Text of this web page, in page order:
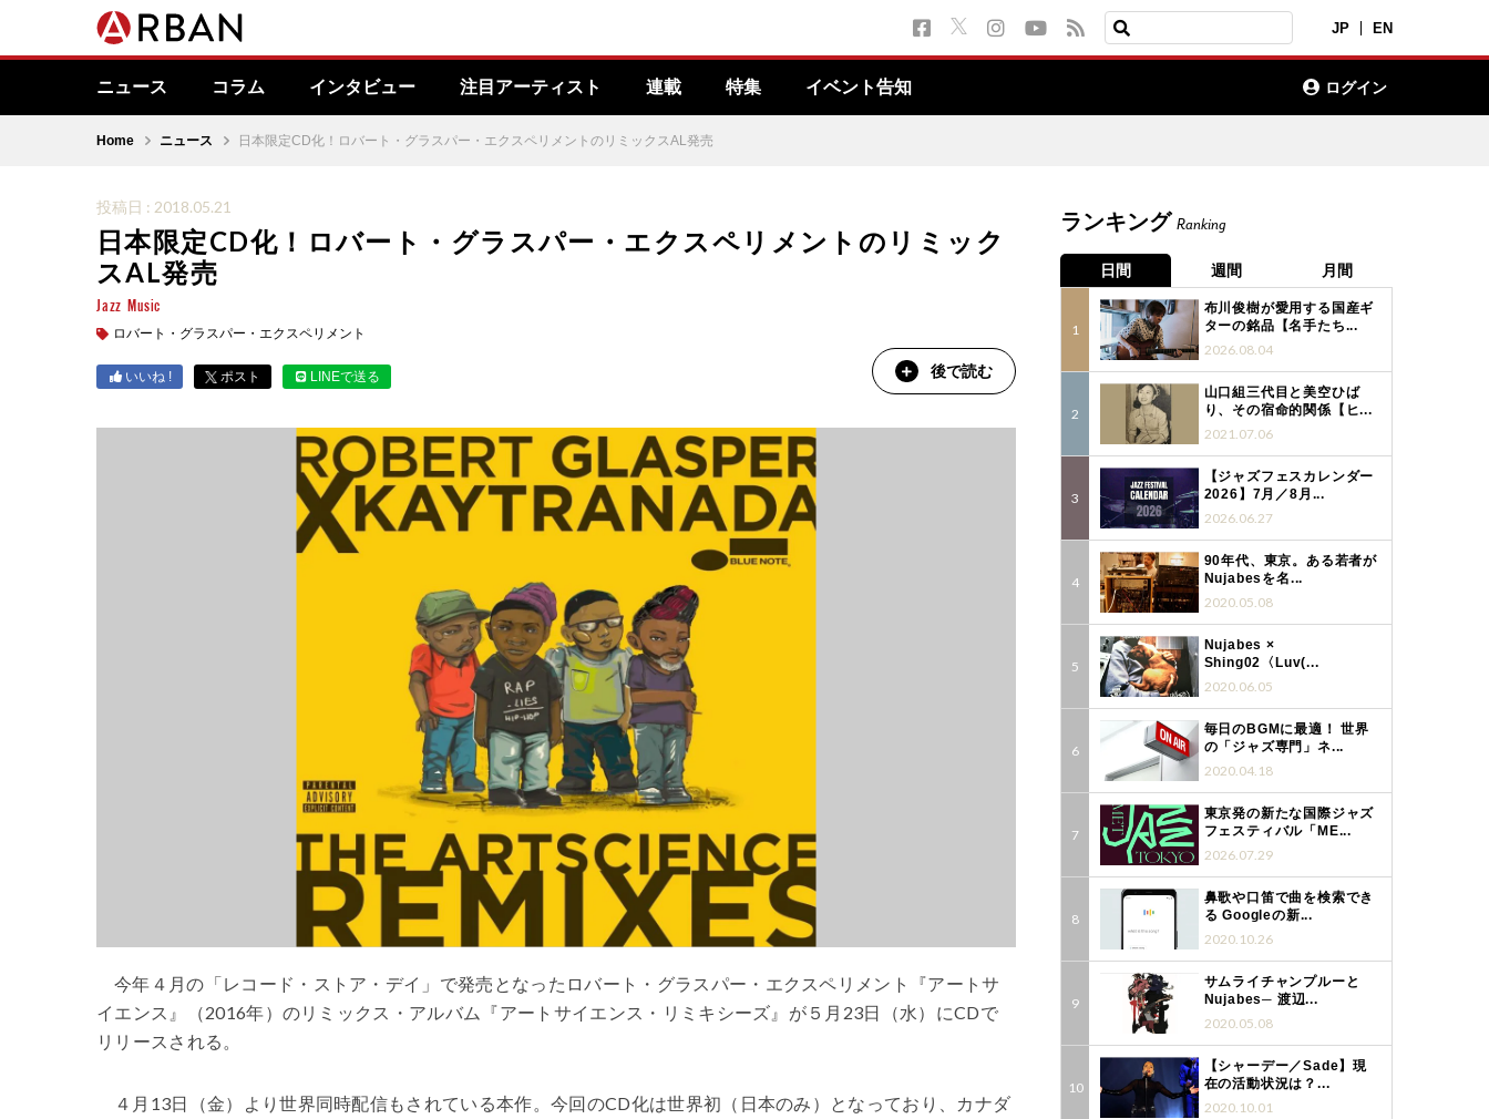
JP EN
ニュース コラム インタビュー 注目アーティスト 連載 特集 イベント告知 ログイン
Home ニュース 日本限定CD化！ロバート・グラスパー・エクスペリメントのリミックスAL発売
投稿日 : 2018.05.21
日本限定CD化！ロバート・グラスパー・エクスペリメントのリミック
スAL発売
Jazz Music
ロバート・グラスパー・エクスペリメント
いいね ! ポスト LINEで送る 後で読む
今年４月の「レコード・ストア・デイ」で発売となったロバート・グラスパー・エクスペリメント『アートサ
イエンス』（2016年）のリミックス・アルバム『アートサイエンス・リミキシーズ』が５月23日（水）にCDで
リリースされる。
４月13日（金）より世界同時配信もされている本作。今回のCD化は世界初（日本のみ）となっており、カナダ
ランキング Ranking
日間 週間 月間
布川俊樹が愛用する国産ギ
ターの銘品【名手たち...
2026.08.04
山口組三代目と美空ひば
り、その宿命的関係【ヒ...
2021.07.06
【ジャズフェスカレンダー
2026】7月／8月...
2026.06.27
90年代、東京。ある若者が
Nujabesを名...
2020.05.08
Nujabes ×
Shing02〈Luv(...
2020.06.05
毎日のBGMに最適！ 世界
の「ジャズ専門」ネ...
2020.04.18
東京発の新たな国際ジャズ
フェスティバル「ME...
2026.07.29
鼻歌や口笛で曲を検索でき
る Googleの新...
2020.10.26
サムライチャンプルーと
Nujabes─ 渡辺...
2020.05.08
【シャーデー／Sade】現
在の活動状況は？...
2020.10.01